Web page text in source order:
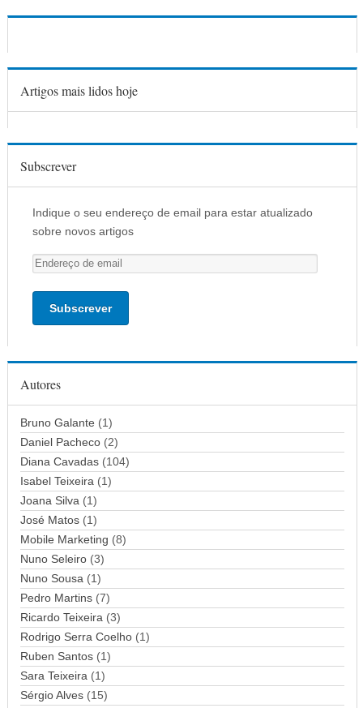
Artigos mais lidos hoje
Subscrever
Indique o seu endereço de email para estar atualizado
sobre novos artigos
E
n
d
o
d
e
e
m
a
i
l
Autores
Bruno Galante (1)
Daniel Pacheco(2)
Diana Cavadas(104)
Isabel Teixeira (1)
Joana Silva (1)
José Matos(1)
Mobile Marketing (8)
Nuno Seleiro(3)
Nuno Sousa (1)
Pedro Martins(7)
Ricardo Teixeira (3)
Rodrigo Serra Coelho(1)
Ruben Santos(1)
Sara Teixeira (1)
Sérgio Alves(15)